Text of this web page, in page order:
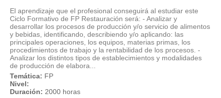
El aprendizaje que el profesional conseguirá al estudiar este
Ciclo Formativo de FP Restauración será: - Analizar y
desarrollar los procesos de producción y/o servicio de alimentos
y bebidas, identificando, describiendo y/o aplicando: las
principales operaciones, los equipos, materias primas, los
procedimientos de trabajo y la rentabilidad de los procesos. -
Analizar los distintos tipos de establecimientos y modalidades
de producción de elabora...
Temática: FP
Nivel:
Duración: 2000 horas